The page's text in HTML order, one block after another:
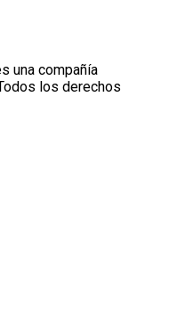
una compañía
los derechos